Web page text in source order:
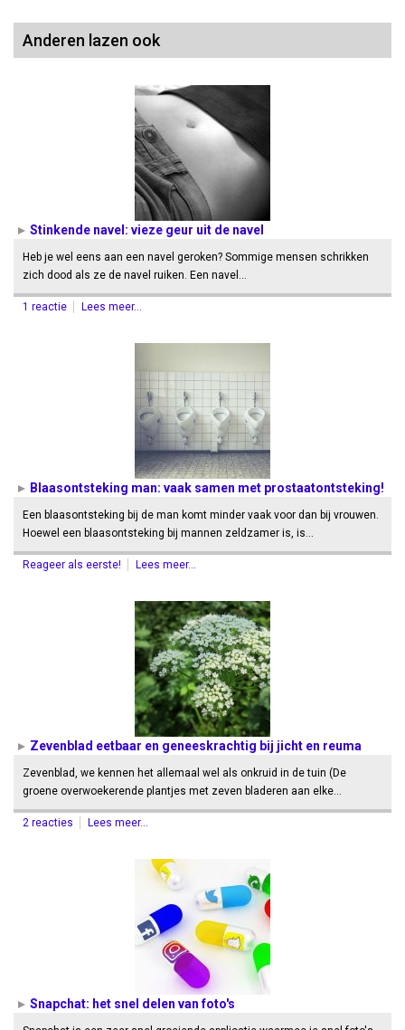
Anderen lazen ook
Stinkende navel: vieze geur uit de navel
Heb je wel eens aan een navel geroken? Sommige mensen schrikken
zich dood als ze de navel ruiken. Een navel…
1 reactie Lees meer...
Blaasontsteking man: vaak samen met prostaatontsteking!
Een blaasontsteking bij de man komt minder vaak voor dan bij vrouwen.
Hoewel een blaasontsteking bij mannen zeldzamer is, is…
Reageer als eerste! Lees meer...
Zevenblad eetbaar en geneeskrachtig bij jicht en reuma
Zevenblad, we kennen het allemaal wel als onkruid in de tuin (De
groene overwoekerende plantjes met zeven bladeren aan elke…
2 reacties Lees meer...
Snapchat: het snel delen van foto's